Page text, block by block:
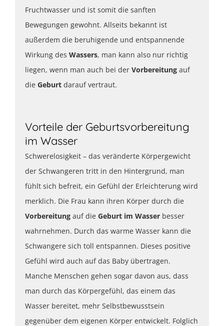
Fruchtwasser und ist somit die sanften
Bewegungen gewohnt. Allseits bekannt ist
außerdem die beruhigende und entspannende
Wirkung des Wassers, man kann also nur richtig
liegen, wenn man auch bei der Vorbereitung auf
die Geburt darauf vertraut.
Vorteile der Geburtsvorbereitung
im Wasser
Schwerelosigkeit – das veränderte Körpergewicht
der Schwangeren tritt in den Hintergrund, man
fühlt sich befreit, ein Gefühl der Erleichterung wird
merklich. Die Frau kann ihren Körper durch die
Vorbereitung auf die Geburt im Wasser besser
wahrnehmen. Durch das warme Wasser kann die
Schwangere sich toll entspannen. Dieses positive
Gefühl wird auch auf das Baby übertragen.
Manche Menschen gehen sogar davon aus, dass
man durch das Körpergefühl, das einem das
Wasser bereitet, mehr Selbstbewusstsein
gegenüber dem eigenen Körper entwickelt. Folglich